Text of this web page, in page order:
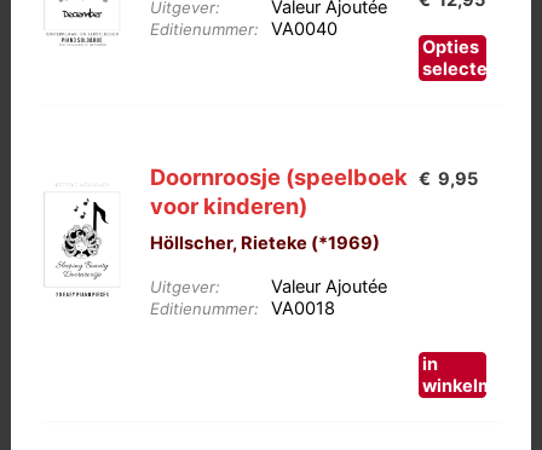
Uitgever: Valeur Ajoutée
Editienummer: VA0040
€9,95
tot
Opties
selecteren
Dit
product
Deze
de
productpagina
Doornroosje (speelboek
voor kinderen)
Höllscher, Rieteke (*1969)
Uitgever: Valeur Ajoutée
Editienummer: VA0018
€ 9,95
in
winkelmand